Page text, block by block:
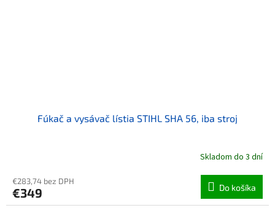
Fúkač a vysávač lístia STIHL SHA 56, iba stroj
Skladom do 3 dní
€283,74 bez DPH
€349 Do košíka